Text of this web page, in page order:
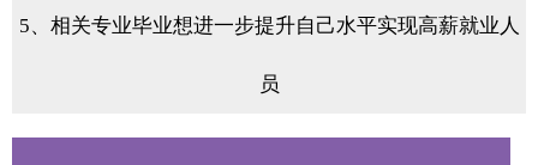
5、相关专业毕业想进一步提升自己水平实现高薪就业人
员